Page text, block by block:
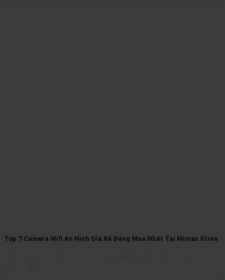
Top 7 Camera Wifi An Ninh Giá Rẻ Đáng Mua Nhất Tại Mimax Store